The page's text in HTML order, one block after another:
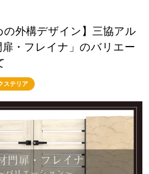
の外構デザイン】三協アル
扉・フレイナ」のバリエー
ステリア